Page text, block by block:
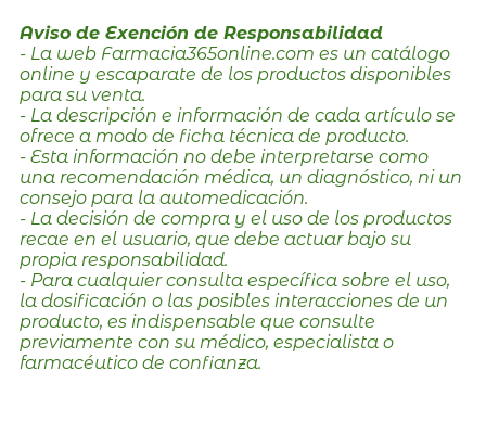
Aviso de Exención de Responsabilidad
- La web Farmacia365online.com es un catálogo
online y escaparate de los productos disponibles
para su venta.
- La descripción e información de cada artículo se
ofrece a modo de ficha técnica de producto.
- Esta información no debe interpretarse como
una recomendación médica, un diagnóstico, ni un
consejo para la automedicación.
- La decisión de compra y el uso de los productos
recae en el usuario, que debe actuar bajo su
propia responsabilidad.
- Para cualquier consulta específica sobre el uso,
la dosificación o las posibles interacciones de un
producto, es indispensable que consulte
previamente con su médico, especialista o
farmacéutico de confianza.